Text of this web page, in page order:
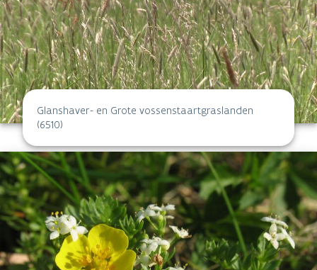
Glanshaver- en Grote vossenstaartgraslanden
(6510)